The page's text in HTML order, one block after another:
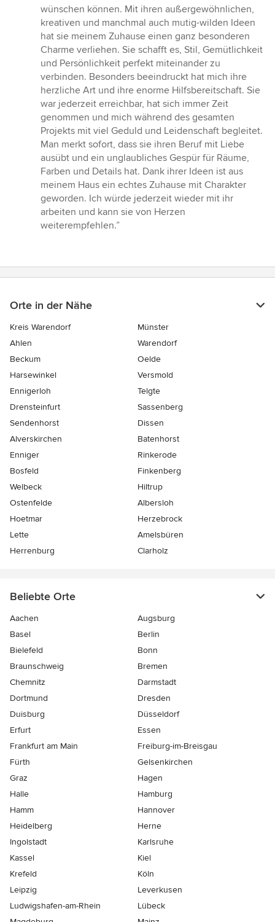
von
5
Sternen
wünschen können. Mit ihren außergewöhnlichen,
kreativen und manchmal auch mutig-wilden Ideen
hat sie meinem Zuhause einen ganz besonderen
Charme verliehen. Sie schafft es, Stil, Gemütlichkeit
und Persönlichkeit perfekt miteinander zu
verbinden. Besonders beeindruckt hat mich ihre
herzliche Art und ihre enorme Hilfsbereitschaft. Sie
war jederzeit erreichbar, hat sich immer Zeit
genommen und mich während des gesamten
Projekts mit viel Geduld und Leidenschaft begleitet.
Man merkt sofort, dass sie ihren Beruf mit Liebe
ausübt und ein unglaubliches Gespür für Räume,
Farben und Details hat. Dank ihrer Ideen ist aus
meinem Haus ein echtes Zuhause mit Charakter
geworden. Ich würde jederzeit wieder mit ihr
arbeiten und kann sie von Herzen
weiterempfehlen.”
Orte in der Nähe
Kreis Warendorf
Münster
Ahlen
Warendorf
Beckum
Oelde
Harsewinkel
Versmold
Ennigerloh
Telgte
Drensteinfurt
Sassenberg
Sendenhorst
Dissen
Alverskirchen
Batenhorst
Enniger
Rinkerode
Bosfeld
Finkenberg
Welbeck
Hiltrup
Ostenfelde
Albersloh
Hoetmar
Herzebrock
Lette
Amelsbüren
Herrenburg
Clarholz
Beliebte Orte
Aachen
Augsburg
Basel
Berlin
Bielefeld
Bonn
Braunschweig
Bremen
Chemnitz
Darmstadt
Dortmund
Dresden
Duisburg
Düsseldorf
Erfurt
Essen
Frankfurt am Main
Freiburg-im-Breisgau
Fürth
Gelsenkirchen
Graz
Hagen
Halle
Hamburg
Hamm
Hannover
Heidelberg
Herne
Ingolstadt
Karlsruhe
Kassel
Kiel
Krefeld
Köln
Leipzig
Leverkusen
Ludwigshafen-am-Rhein
Lübeck